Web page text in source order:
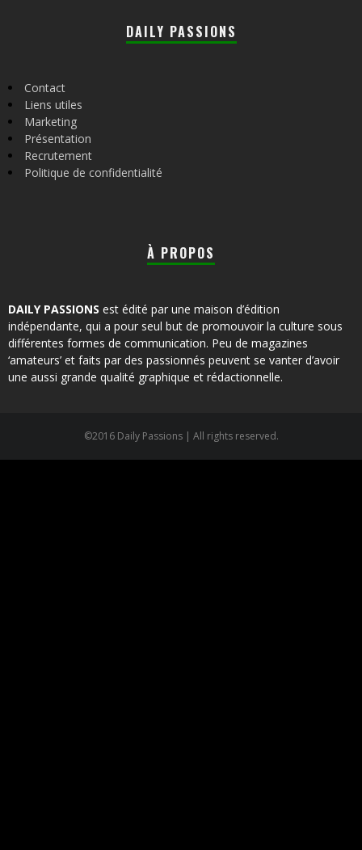
DAILY PASSIONS
Contact
Liens utiles
Marketing
Présentation
Recrutement
Politique de confidentialité
À PROPOS
DAILY PASSIONS est édité par une maison d’édition
indépendante, qui a pour seul but de promouvoir la culture sous
différentes formes de communication. Peu de magazines
‘amateurs’ et faits par des passionnés peuvent se vanter d’avoir
une aussi grande qualité graphique et rédactionnelle.
©2016 Daily Passions | All rights reserved.